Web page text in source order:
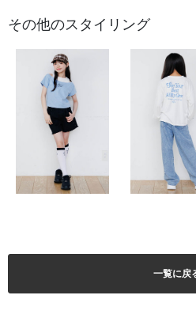
その他のスタイリング
一覧に戻